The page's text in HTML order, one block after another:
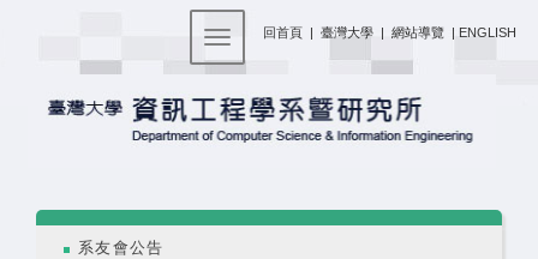
回首頁 | 臺灣大學 | 網站導覽 | ENGLISH
Toggle navigation
系友會公告